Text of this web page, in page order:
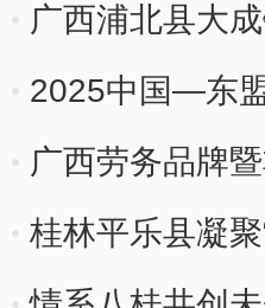
广西浦北县大
2025中国—东
广西劳务品牌
桂林平乐县凝